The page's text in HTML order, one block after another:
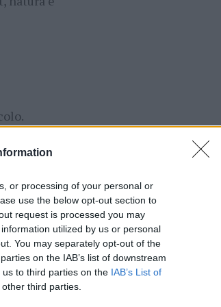
or processing of your personal or
use the below opt-out section to
request is processed you may
utilized by us or personal
You may separately opt-out of the
on the IAB’s list of downstream
to third parties on the IAB’s List of
third parties.
del sito